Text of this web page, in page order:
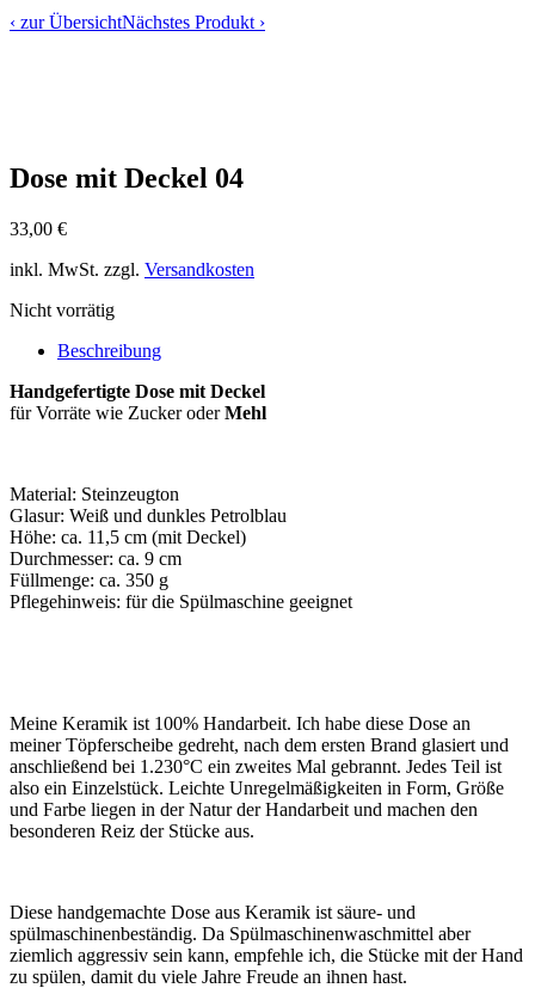
‹ zur ÜbersichtNächstes Produkt ›
Dose mit Deckel 04
33,00 €
inkl. MwSt. zzgl. Versandkosten
Nicht vorrätig
Beschreibung
Handgefertigte Dose mit Deckel
für Vorräte wie Zucker oderMehl
Material: Steinzeugton
Glasur: Weiß und dunkles Petrolblau
Höhe: ca. 11,5 cm (mit Deckel)
Durchmesser: ca. 9 cm
Füllmenge: ca. 350 g
Pflegehinweis: für die Spülmaschine geeignet
Meine Keramik ist 100% Handarbeit. Ich habe diese Dose an
meiner Töpferscheibe gedreht, nach dem ersten Brand glasiert und
anschließend bei 1.230°C ein zweites Mal gebrannt. Jedes Teil ist
also ein Einzelstück. Leichte Unregelmäßigkeiten in Form, Größe
und Farbe liegen in der Natur der Handarbeit und machen den
besonderen Reiz der Stücke aus.
Diese handgemachte Dose aus Keramik ist säure- und
spülmaschinenbeständig. Da Spülmaschinenwaschmittel aber
ziemlich aggressiv sein kann, empfehle ich, die Stücke mit der Hand
zu spülen, damit du viele Jahre Freude an ihnen hast.